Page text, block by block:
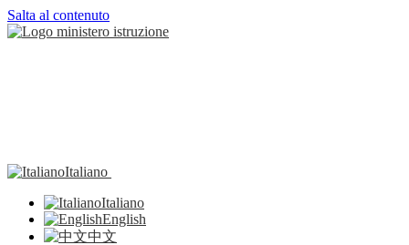
Salta al contenuto
Italiano
Italiano
English
中文